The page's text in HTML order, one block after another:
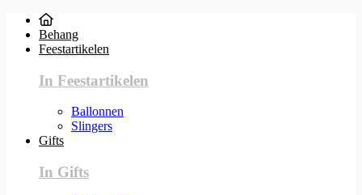
Behang
Feestartikelen
In Feestartikelen
Ballonnen
Slingers
Gifts
In Gifts